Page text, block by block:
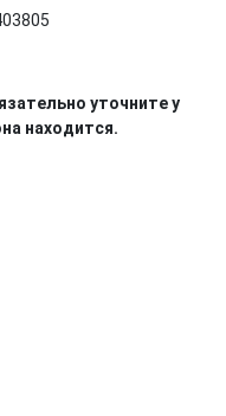
уточните у
находится.